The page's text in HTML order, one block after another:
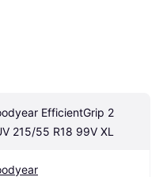
EfficientGrip 2
215/55 R18 99V XL